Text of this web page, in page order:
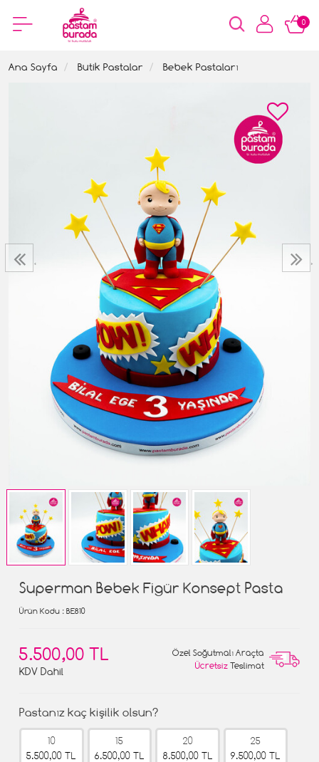
0
Ana Sayfa Butik Pastalar Bebek Pastaları
‹ ›
Superman Bebek Figür Konsept Pasta
Ürün Kodu : BE810
5.500,00 TL
KDV Dahil
Özel Soğutmalı Araçta
Ücretsiz Teslimat
Pastanız kaç kişilik olsun?
10
5.500,00 TL
15
6.500,00 TL
20
8.500,00 TL
25
9.500,00 TL